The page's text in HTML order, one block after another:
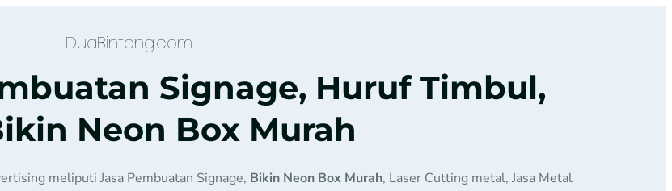
DuaBintang.com
Signage, Huruf Timbul,
Neon Box Murah
meliputi Jasa Pembuatan Signage, Bikin Neon Box Murah, Laser Cutting metal, Jasa Metal